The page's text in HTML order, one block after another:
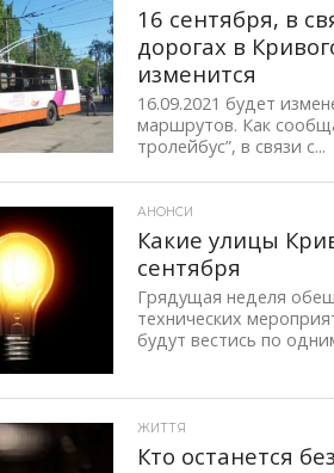
16 сентября, в
дорогах в
изменится
16.09.2021 будет
маршрутов. Как
тролейбус”, в связи с...
АНОНСИ
Какие улицы
сентября
Грядущая неделя
технических
будут вестись по
ЖИТТЯ
Кто останется